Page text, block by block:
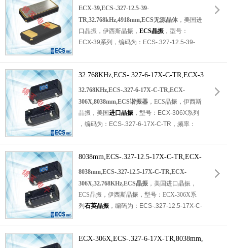
境,抗老化性能良好.依托ECS成熟工艺,品质稳
定,性价比高,常应用于数码配件,车载小件,工控
仪表,无线传感终端等领域.
z,4918mm,ECS无源晶体
ECX-39,ECS-.327-12.5-39-
TR,32.768kHz,4918mm,ECS无源晶体 ，美国进
口晶振，伊西斯晶振， ECS晶振 ，型号：
ECX-39系列 ， 编码为：ECS-.327-12.5-39-
度：±20ppm，工作温度范围：-40℃至
+85℃，小体积晶振尺寸：4.9x1.8x1.0mm，
是一个紧凑的SMD调谐分叉晶体，两脚贴片晶
振，无源晶振，SMD晶振，
石英晶振 ，石英晶
体谐振器。具有超小型晶振，轻薄型晶振，高
品质晶振，高性能晶振，耐热及耐环境等特
理想选择。适用于：通信设备晶振，实时时钟
晶振，无线蓝牙晶振，钟表电子晶振，仪器仪
32.768KHz,ECS-.327-6-17X-C-TR,ECX-3
06X,8038mm,ECS谐振器
32.768KHz,ECS-.327-6-17X-C-TR,ECX-
306X,8038mm,ECS谐振器 ，ECS晶振，伊西斯
晶振，美国进口晶振 ，型号： ECX-306X系列
， 编码为： ECS-.327-6-17X-C-TR ，频率：
工作温度范围：-40℃至+85℃，小体积晶振尺
寸：8.0x3.8x2.5mm，是一个紧凑的SMD调谐
分叉晶体，四脚贴片晶振，石英晶振，无源晶
振，陶瓷晶振，8038晶振，
石英晶体谐振器
具有超小型晶振，轻薄型晶振，高品质晶振，
高性能晶振，耐热及耐环境等特点。符合
用于：通信设备晶振，实时时钟晶振，无线网
络晶振，电脑主板晶振，智能仪表晶振，智能
8038mm,ECS-.327-12.5-17X-C-TR,ECX-
306X,32.768KHz,ECS晶振
8038mm,ECS-.327-12.5-17X-C-TR,ECX-
306X,32.768KHz,ECS晶振 ，美国进口晶振，
ECS晶振，伊西斯晶振，型号： ECX-306X系
列 石英晶振 ， 编码为： ECS-.327-12.5-17X-C-
度：±20ppm，工作温度范围：-40℃至
+85℃，小体积晶振尺寸：8.0x3.8x2.5mm，
ECX-306X,ECS-.327-6-17X-TR,8038mm,